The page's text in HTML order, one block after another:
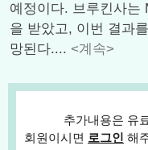
예정이다. 브루킨사는
을 받았고, 이번 결과
망된다.... <계속>
추가내용은 유
회원이시면 로그인 해